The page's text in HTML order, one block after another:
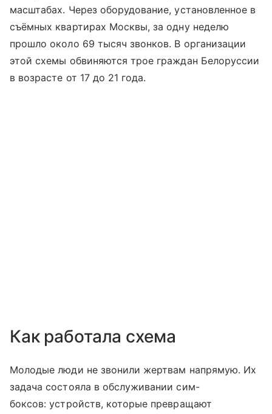
масштабах. Через оборудование, установленное в
съёмных квартирах Москвы, за одну неделю
прошло около 69 тысяч звонков. В организации
этой схемы обвиняются трое граждан Белоруссии
в возрасте от 17 до 21 года.
Как работала схема
Молодые люди не звонили жертвам напрямую. Их
задача состояла в обслуживании сим-
боксов: устройств, которые превращают